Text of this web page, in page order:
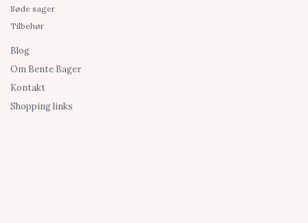
Søde sager
Tilbehør
Blog
Om Bente Bager
Kontakt
Shopping links